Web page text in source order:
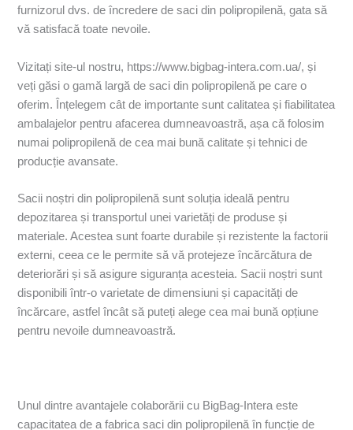
furnizorul dvs. de încredere de saci din polipropilenă, gata să
vă satisfacă toate nevoile.
Vizitați site-ul nostru, https://www.bigbag-intera.com.ua/, și
veți găsi o gamă largă de saci din polipropilenă pe care o
oferim. Înțelegem cât de importante sunt calitatea și fiabilitatea
ambalajelor pentru afacerea dumneavoastră, așa că folosim
numai polipropilenă de cea mai bună calitate și tehnici de
producție avansate.
Sacii noștri din polipropilenă sunt soluția ideală pentru
depozitarea și transportul unei varietăți de produse și
materiale. Acestea sunt foarte durabile și rezistente la factorii
externi, ceea ce le permite să vă protejeze încărcătura de
deteriorări și să asigure siguranța acesteia. Sacii noștri sunt
disponibili într-o varietate de dimensiuni și capacități de
încărcare, astfel încât să puteți alege cea mai bună opțiune
pentru nevoile dumneavoastră.
Unul dintre avantajele colaborării cu BigBag-Intera este
capacitatea de a fabrica saci din polipropilenă în funcție de